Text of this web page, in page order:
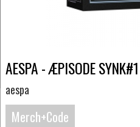
AESPA - ÆPISODE
aespa
Merch+Code